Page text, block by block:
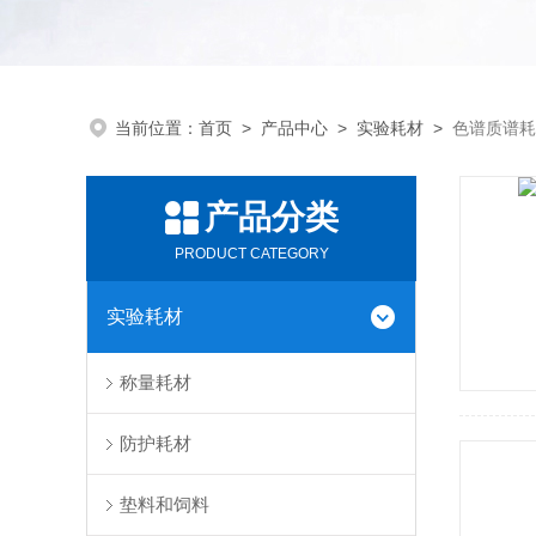
当前位置： 首页 > 产品中心 > 实验耗材 > 色谱质谱
产品分类
PRODUCT CATEGORY
实验耗材
称量耗材
防护耗材
垫料和饲料